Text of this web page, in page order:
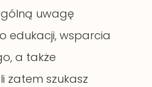
uwagę
edukacji, wsparcia
a także
zatem szukasz